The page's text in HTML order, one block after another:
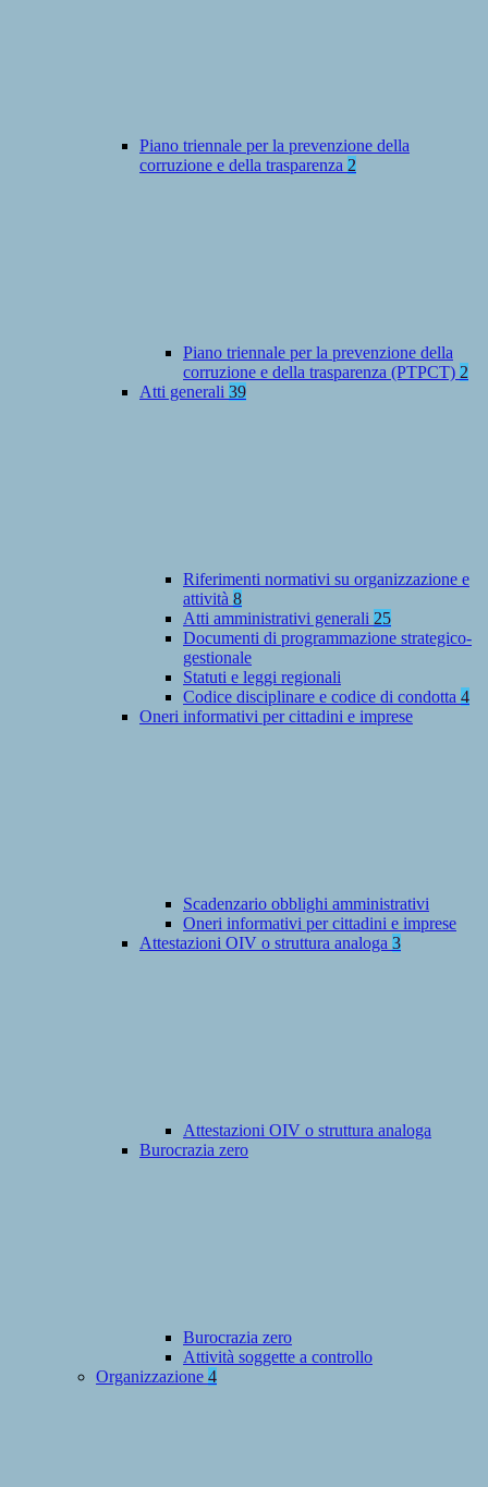
Piano triennale per la prevenzione della
corruzione e della trasparenza 2
Piano triennale per la prevenzione della
corruzione e della trasparenza (PTPCT) 2
Atti generali 39
Riferimenti normativi su organizzazione e
attività 8
Atti amministrativi generali 25
Documenti di programmazione strategico-
gestionale
Statuti e leggi regionali
Codice disciplinare e codice di condotta 4
Oneri informativi per cittadini e imprese
Scadenzario obblighi amministrativi
Oneri informativi per cittadini e imprese
Attestazioni OIV o struttura analoga 3
Attestazioni OIV o struttura analoga
Burocrazia zero
Burocrazia zero
Attività soggette a controllo
Organizzazione 4